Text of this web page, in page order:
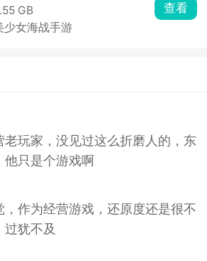
GB
少女海战手游
查看
老玩家，没见过这么折磨人的，东
他只是个游戏啊
，作为经营游戏，还原度还是很不
过犹不及